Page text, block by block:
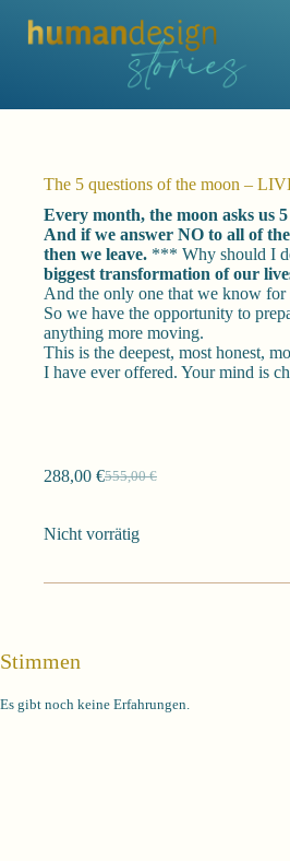
Inhalt
springen
The 5 questions of the moon –
Every month, the moon asks us
And if we answer NO to all of
then we leave. *** Why should I
biggest transformation of our
And the only one that we know for
So we have the opportunity to
anything more moving.
This is the deepest, most honest,
I have ever offered. Your mind is
555,00€
Ursprünglicher
war:
555,00 €
288,00 €Aktueller
ist:
288,00 €.
Nicht vorrätig
Stimmen
Es gibt noch keine Erfahrungen.